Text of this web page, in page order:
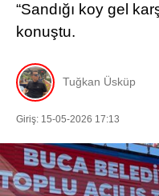
SPOR
DIĞER
“Sandığı koy gel
konuştu.
Tuğkan Üsküp
Giriş: 15-05-2026 17:13